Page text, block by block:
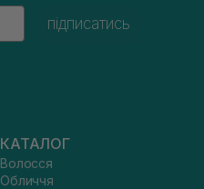
підписатись
КАТАЛОГ
Волосся
Обличчя